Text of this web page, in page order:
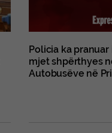
Policia ka
mjet shpërthyes
Autobusëve në